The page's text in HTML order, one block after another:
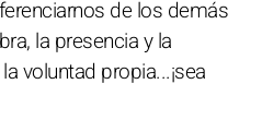
de los demás
la presencia y la
voluntad propia...¡sea